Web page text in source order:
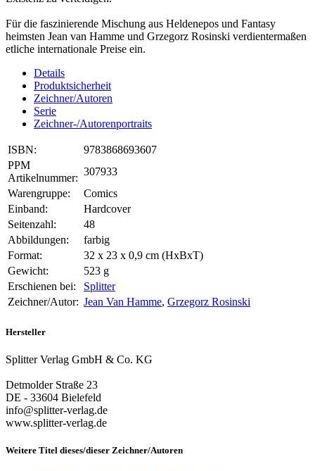
Für die faszinierende Mischung aus Heldenepos und Fantasy
heimsten Jean van Hamme und Grzegorz Rosinski verdientermaßen
etliche internationale Preise ein.
Details
Produktsicherheit
Zeichner/Autoren
Serie
Zeichner-/Autorenportraits
ISBN:
9783868693607
PPM
Artikelnummer:
307933
Warengruppe:
Comics
Einband:
Hardcover
Seitenzahl:
48
Abbildungen:
farbig
Format:
32 x 23 x 0,9 cm (HxBxT)
Gewicht:
523 g
Erschienen bei:
Splitter
Zeichner/Autor: Jean Van Hamme, Grzegorz Rosinski
Hersteller
Splitter Verlag GmbH & Co. KG
Detmolder Straße 23
DE - 33604 Bielefeld
info@splitter-verlag.de
www.splitter-verlag.de
Weitere Titel dieses/dieser Zeichner/Autoren